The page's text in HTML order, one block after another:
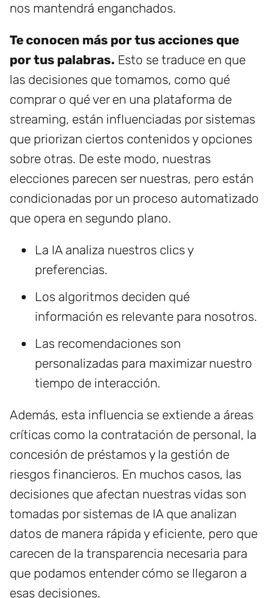
nos mantendrá enganchados.
Te conocen más por tus acciones que
por tus palabras. Esto se traduce en que
las decisiones que tomamos, como qué
comprar o qué ver en una plataforma de
streaming, están influenciadas por sistemas
que priorizan ciertos contenidos y opciones
sobre otras. De este modo, nuestras
elecciones parecen ser nuestras, pero están
condicionadas por un proceso automatizado
que opera en segundo plano.
La IA analiza nuestros clics y
preferencias.
Los algoritmos deciden qué
información es relevante para nosotros.
Las recomendaciones son
personalizadas para maximizar nuestro
tiempo de interacción.
Además, esta influencia se extiende a áreas
críticas como la contratación de personal, la
concesión de préstamos y la gestión de
riesgos financieros. En muchos casos, las
decisiones que afectan nuestras vidas son
tomadas por sistemas de IA que analizan
datos de manera rápida y eficiente, pero que
carecen de la transparencia necesaria para
que podamos entender cómo se llegaron a
esas decisiones.